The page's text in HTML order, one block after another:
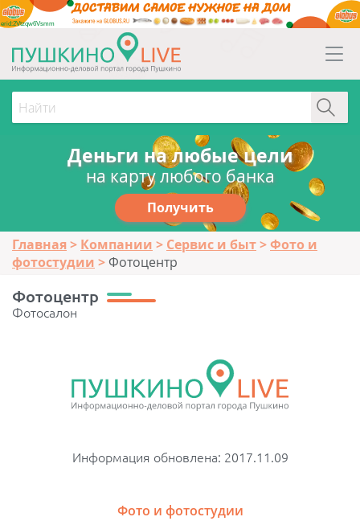
erid:2Vtzqw6Vsmm
Деньги на любые цели
на карту любого банка
Получить
Главная Компании Сервис и быт
Фото и
фотостудии
Фотоцентр
Фотоцентр
Фотосалон
Информация обновлена: 2017.11.09
Фото и фотостудии